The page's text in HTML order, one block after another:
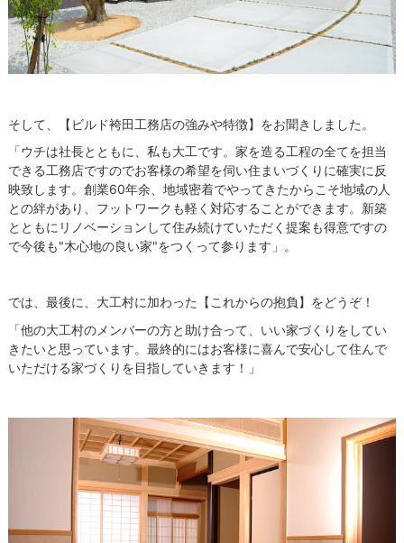
そして、【ビルド袴田工務店の強みや特徴】をお聞きしました。
「ウチは社長とともに、私も大工です。家を造る工程の全てを担当
できる工務店ですのでお客様の希望を伺い住まいづくりに確実に反
映致します。創業60年余、地域密着でやってきたからこそ地域の人
との絆があり、フットワークも軽く対応することができます。新築
とともにリノベーションして住み続けていただく提案も得意ですの
で今後も"木心地の良い家"をつくって参ります」。
では、最後に、大工村に加わった【これからの抱負】をどうぞ！
「他の大工村のメンバーの方と助け合って、いい家づくりをしてい
きたいと思っています。最終的にはお客様に喜んで安心して住んで
いただける家づくりを目指していきます！」